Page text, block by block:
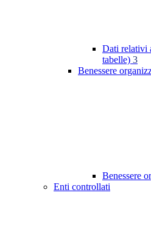
Dati relativi
tabelle) 3
Benessere
Benessere
Enti controllati